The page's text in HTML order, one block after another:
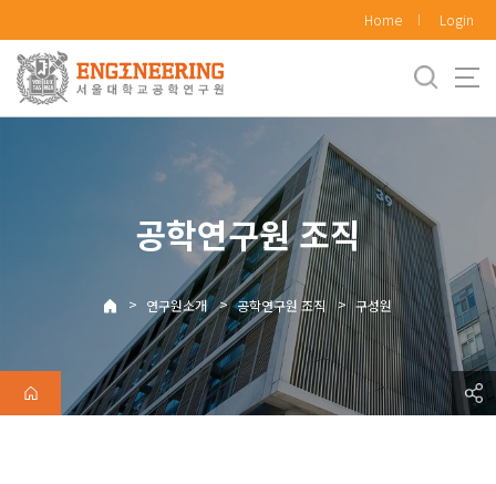
로
메
Home Login
공학연구원 조직
> 연구원소개 > 공학연구원 조직 > 구성원